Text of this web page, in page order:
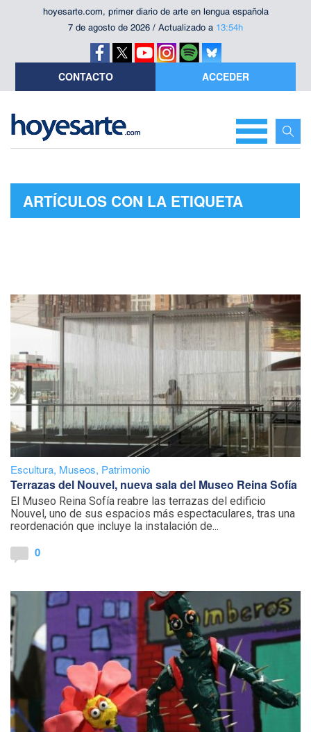
hoyesarte.com, primer diario de arte en lengua española
7 de agosto de 2026 / Actualizado a 13:54h
CONTACTO ACCEDER
ARTÍCULOS CON LA ETIQUETA
Escultura, Museos, Patrimonio
Terrazas del Nouvel, nueva sala del Museo Reina Sofía
El Museo Reina Sofía reabre las terrazas del edificio
Nouvel, uno de sus espacios más espectaculares, tras una
reordenación que incluye la instalación de...
0